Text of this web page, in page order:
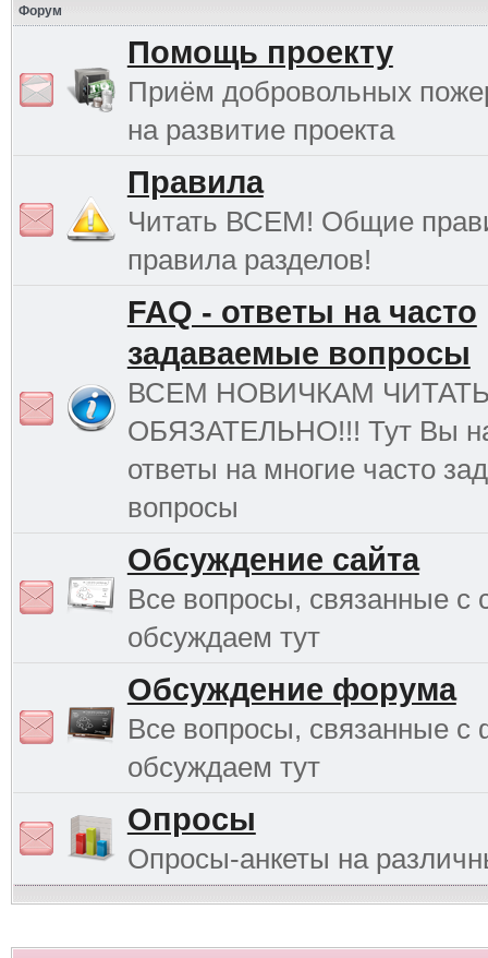
Форум
Помощь проекту
Приём добровольных
на развитие проекта
Правила
Читать ВСЕМ! Общие
правила разделов!
FAQ - ответы на часто
задаваемые вопросы
ВСЕМ НОВИЧКАМ
ОБЯЗАТЕЛЬНО!!! Тут Вы
ответы на многие часто
вопросы
Обсуждение сайта
Все вопросы, связанные с
обсуждаем тут
Обсуждение форума
Все вопросы, связанные
обсуждаем тут
Опросы
Опросы-анкеты на